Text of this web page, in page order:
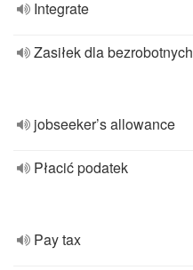
Integrate
Zasiłek dla bezrobotnych
jobseeker’s allowance
Płacić podatek
Pay tax